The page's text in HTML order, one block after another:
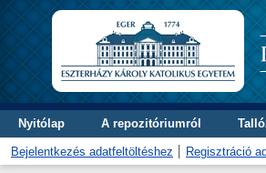
Nyitólap A repozitóriumról
Bejelentkezés adatfeltöltéshez Regisztráció